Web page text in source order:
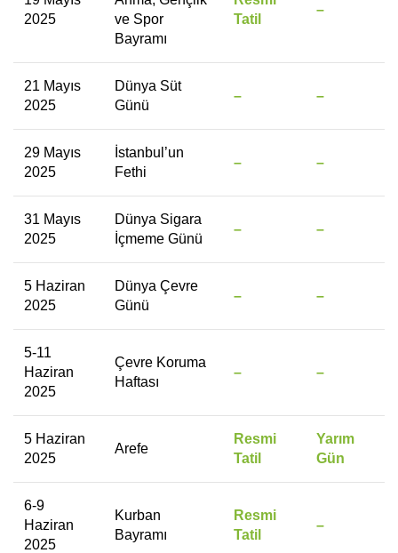
2025
ve Spor
Bayramı
Tatil
–
21 Mayıs
2025
Dünya Süt
Günü
– –
29 Mayıs
2025
İstanbul’un
Fethi
– –
31 Mayıs
2025
Dünya Sigara
İçmeme Günü
– –
5 Haziran
2025
Dünya Çevre
Günü
– –
5-11
Haziran
2025
Çevre Koruma
Haftası
– –
5 Haziran
2025
Arefe
Resmi
Tatil
Yarım
Gün
6-9
Haziran
2025
Kurban
Bayramı
Resmi
Tatil
–